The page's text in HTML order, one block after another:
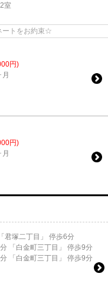
2室
ートをお約束☆
円)
月
円)
月
君塚二丁目」 停歩6分
「白金町三丁目」 停歩9分
「白金町三丁目」 停歩9分